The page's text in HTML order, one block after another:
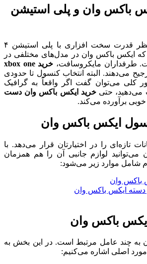
باکس وان و پلی استیشن
ایکس باکس وان از نظر قدرت سخت افزاری با پلی استیشن ۴
که ایکس باکس وان در مدل‌های مختلفی در
طرفداران مایکروسافت، خرید xbox one
به پلی استیشن ۴ ترجیح می‌دهند. البته انتخاب کنسول تا حدودی
کلی می‌توان گفت اگر واقعاً به گرافیک
می‌دهید، حتیخرید ایکس باکس وان دست
برآورده می‌کند.
ایکس باکس وان
تازه‌ای را در اختیارتان قرار می‌دهد. با
لوازم جانبی آن را هم همزمان
شامل موارد زیر می‌شود:
باکس وان
دسته ایکس باکس وان
باکس وان
به چند عامل مرتبط است. در این بخش به
اصلی اشاره می‌کنیم: